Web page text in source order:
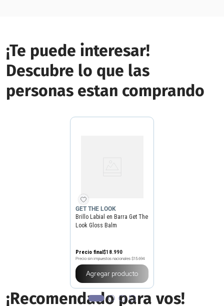
¡Te puede interesar!
Descubre lo que las
personas estan comprando
GET THE LOOK
Brillo Labial en Barra Get The
Look Gloss Balm
Precio final$18.990
Precio sin impuestos nacionales $15.694
Agregar producto
¡Recomendado para vos!